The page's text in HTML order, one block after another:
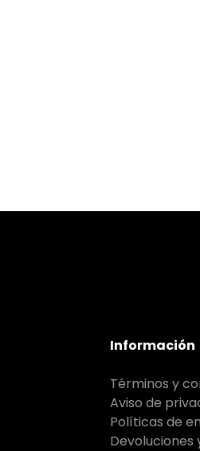
Información
Términos y
Aviso de
Políticas de
Devoluciones